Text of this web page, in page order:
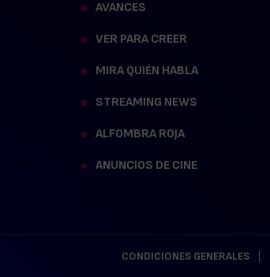
AVANCES
VER PARA CREER
MIRA QUIÉN HABLA
STREAMING NEWS
ALFOMBRA ROJA
ANUNCIOS DE CINE
CONDICIONES GENERALES